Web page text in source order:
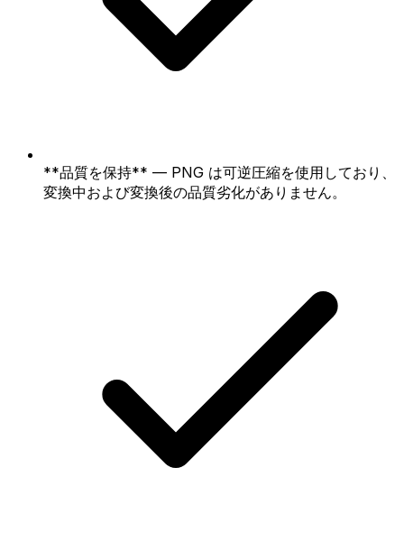
**品質を保持** — PNG は可逆圧縮を使用しており、
変換中および変換後の品質劣化がありません。